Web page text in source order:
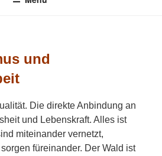
und
Die direkte Anbindung an
und Lebenskraft. Alles ist
miteinander vernetzt,
füreinander. Der Wald ist